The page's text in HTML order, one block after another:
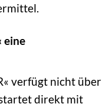
eine
verfügt nicht über
direkt mit